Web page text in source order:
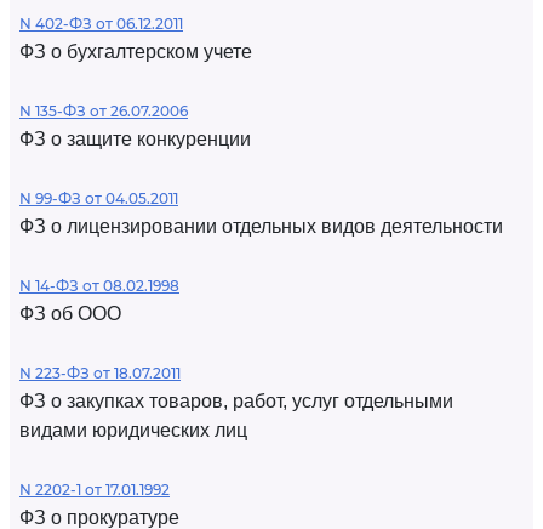
N 402-ФЗ от 06.12.2011
ФЗ о бухгалтерском учете
N 135-ФЗ от 26.07.2006
ФЗ о защите конкуренции
N 99-ФЗ от 04.05.2011
ФЗ о лицензировании отдельных видов деятельности
N 14-ФЗ от 08.02.1998
ФЗ об ООО
N 223-ФЗ от 18.07.2011
ФЗ о закупках товаров, работ, услуг отдельными
видами юридических лиц
N 2202-1 от 17.01.1992
ФЗ о прокуратуре